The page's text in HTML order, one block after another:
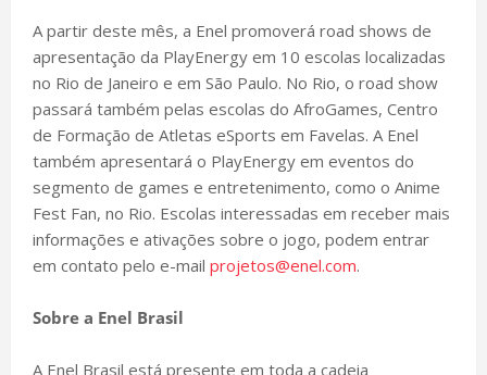
A partir deste mês, a Enel promoverá road shows de
apresentação da PlayEnergy em 10 escolas localizadas
no Rio de Janeiro e em São Paulo. No Rio, o road show
passará também pelas escolas do AfroGames, Centro
de Formação de Atletas eSports em Favelas. A Enel
também apresentará o PlayEnergy em eventos do
segmento de games e entretenimento, como o Anime
Fest Fan, no Rio. Escolas interessadas em receber mais
informações e ativações sobre o jogo, podem entrar
em contato pelo e-mail projetos@enel.com.
Sobre a Enel Brasil
A Enel Brasil está presente em toda a cadeia